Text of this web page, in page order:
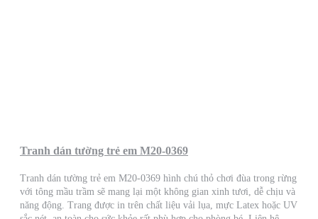
Tranh dán tường trẻ em M20-0369
Tranh dán tường trẻ em M20-0369 hình chú thỏ chơi đùa trong rừng
với tông mầu trầm sẽ mang lại một không gian xinh tươi, dễ chịu và
năng động. Trang được in trên chất liệu vải lụa, mực Latex hoặc UV